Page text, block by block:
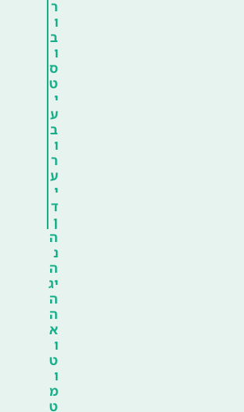
ר
ו
ב
ו
ס
ט
י
ע
ב
ו
ר
ע
י
ד
ן
ה
נ
ה
יג
ה
ה
א
ו
ט
ו
מ
ט